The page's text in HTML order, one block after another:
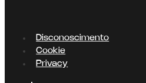
Disconoscimento
Cookie
Privacy